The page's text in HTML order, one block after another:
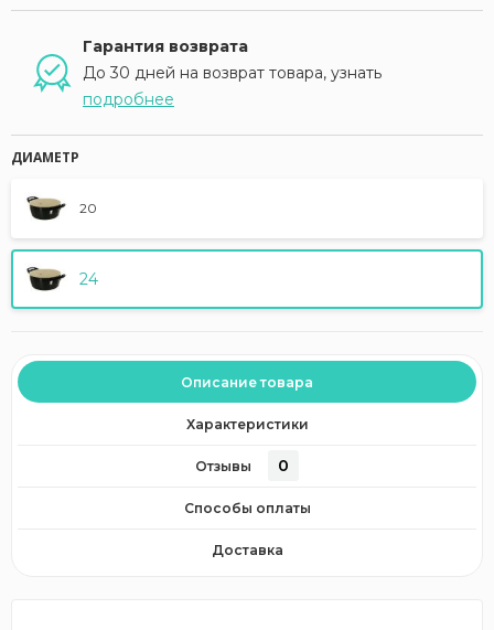
Гарантия возврата
До 30 дней на возврат товара, узнать
подробнее
ДИАМЕТР
20
24
Описание товара
Характеристики
Отзывы 0
Способы оплаты
Доставка